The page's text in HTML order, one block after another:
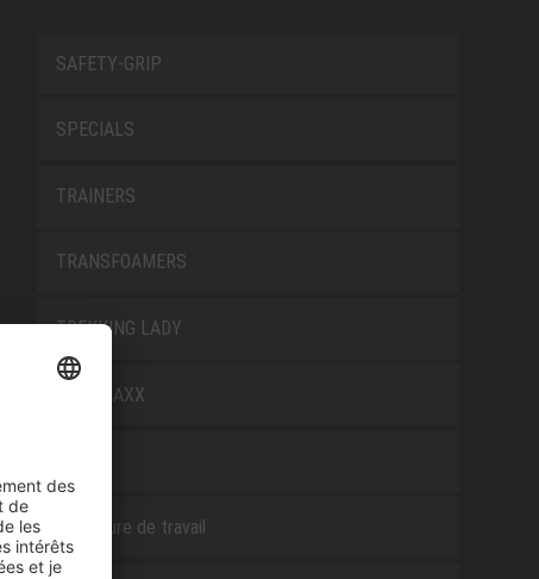
SAFETY-GRIP
SPECIALS
TRAINERS
TRANSFOAMERS
TREKKING LADY
WELLMAXX
Chaussure de travail